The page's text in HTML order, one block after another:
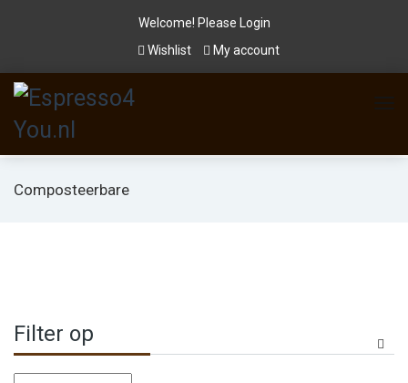
Welcome! Please
Login
Wishlist
My account
Composteerbare
Filter op